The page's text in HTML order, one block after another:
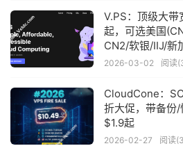
V.PS：顶级大
起，可选美国
CN2/软银/IIJ/新
兰/CN2+CUII/英
2026-03-02 阅读
CloudCone：
折大促，带备份
$1.9起
2026-02-27 阅读